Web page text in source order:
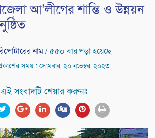
আ’লীগের শান্তি ও উন্নয়ন
নাম/ ৫৫০ বার পড়া হয়েছে
সময় : সোমবার, ২০ নভেম্বর, ২০২৩
এই সংবাদটি শেয়ার করুনঃ